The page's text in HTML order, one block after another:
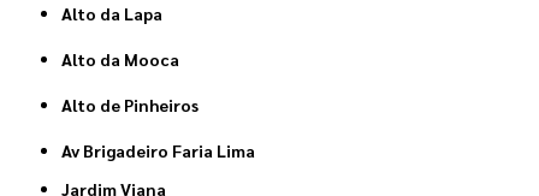
Alto da Lapa
Alto da Mooca
Alto de Pinheiros
Av Brigadeiro Faria Lima
Jardim Viana